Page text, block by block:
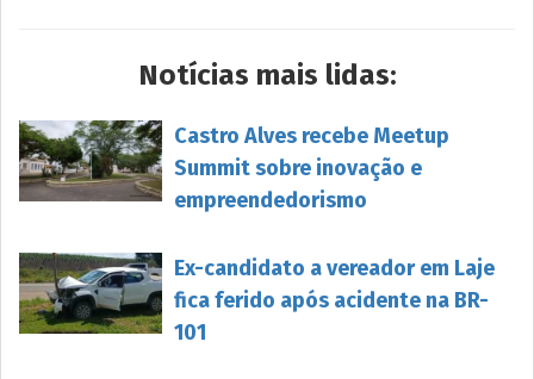
Notícias mais lidas:
Castro Alves recebe Meetup
Summit sobre inovação e
empreendedorismo
Ex-candidato a vereador em Laje
fica ferido após acidente na BR-
101